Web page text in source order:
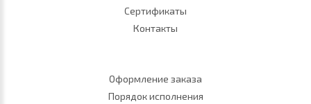
Сертификаты
Контакты
Оформление заказа
Порядок исполнения